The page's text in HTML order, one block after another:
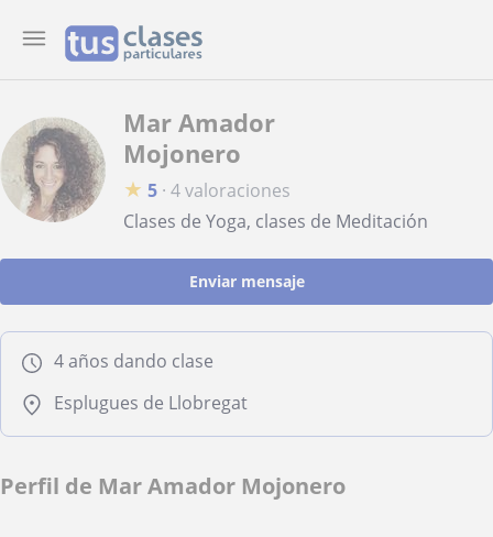
Mar Amador
Mojonero
★ 5 · 4 valoraciones
Clases de Yoga, clases de Meditación
Enviar mensaje
4 años dando clase
Esplugues de Llobregat
Perfil de Mar Amador Mojonero